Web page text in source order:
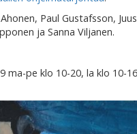
Paul Gustafsson,
ja Sanna Viljanen.
ma-pe klo 10-20, la klo